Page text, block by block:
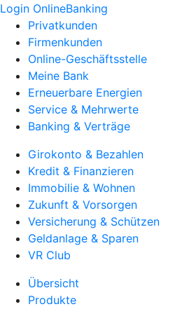
Login OnlineBanking
Privatkunden
Firmenkunden
Online-Geschäftsstelle
Meine Bank
Erneuerbare Energien
Service & Mehrwerte
Banking & Verträge
Girokonto & Bezahlen
Kredit & Finanzieren
Immobilie & Wohnen
Zukunft & Vorsorgen
Versicherung & Schützen
Geldanlage & Sparen
VR Club
Übersicht
Produkte